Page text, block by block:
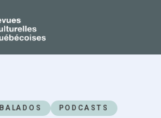
BALADOS PODCASTS